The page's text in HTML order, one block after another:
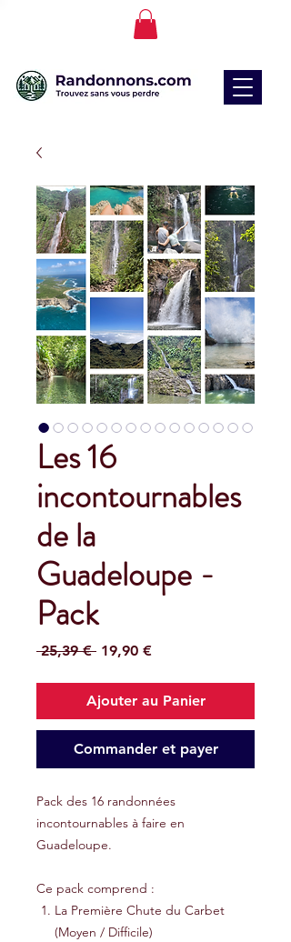
Les 16
incontournables
de la
Guadeloupe -
Pack
25,39 € Prix
19,90 €Prix
Ajouter au Panier
Commander et payer
Pack des 16 randonnées
incontournables à faire en
Guadeloupe.
Ce pack comprend :
La Première Chute du Carbet
(Moyen / Difficile)